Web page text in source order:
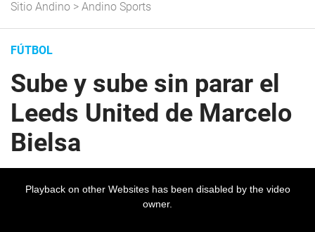
Sitio Andino > Andino Sports
FÚTBOL
Sube y sube sin parar el
Leeds United de Marcelo
Bielsa
Playback on other Websites has been disabled by the video
owner.